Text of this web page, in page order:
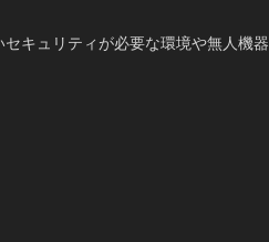
キュリティが必要な環境や無人機器